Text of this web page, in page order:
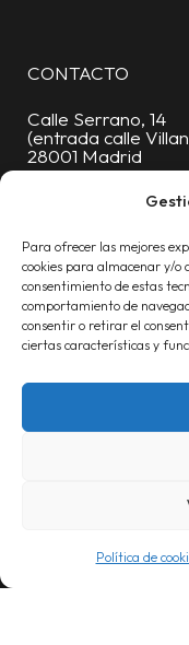
Para ofrecer las mejores
cookies para almacenar y/o
consentimiento de estas
comportamiento de
consentir o retirar el
ciertas características y
Política de
CONTACTO
Calle Serrano, 14
(entrada calle
28001 Madrid
91 376 88
info@proyecta.com